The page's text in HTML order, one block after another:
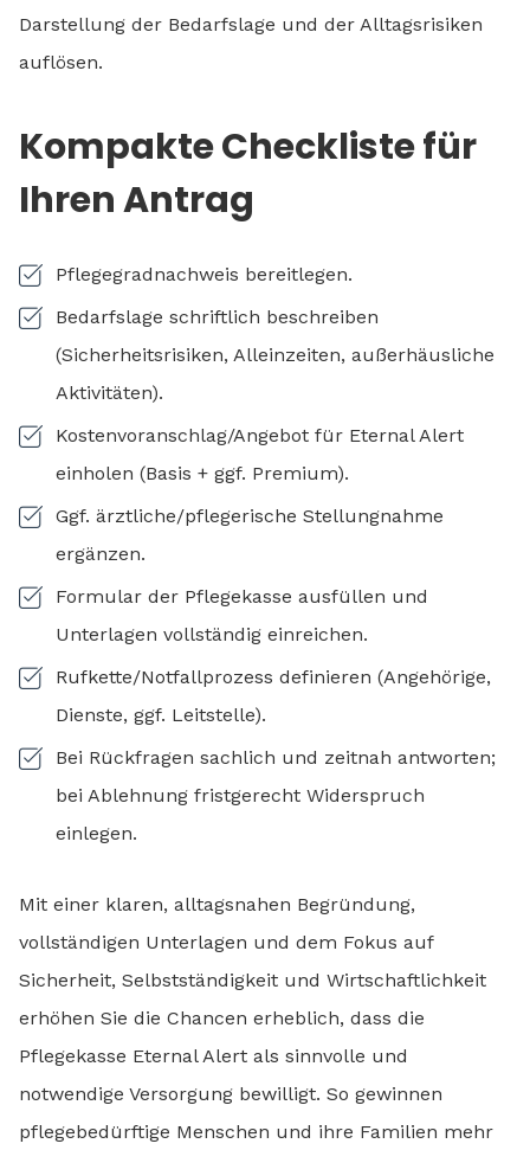
Darstellung der Bedarfslage und der Alltagsrisiken
auflösen.
Kompakte Checkliste für
Ihren Antrag
Pflegegradnachweis bereitlegen.
Bedarfslage schriftlich beschreiben
(Sicherheitsrisiken, Alleinzeiten, außerhäusliche
Aktivitäten).
Kostenvoranschlag/Angebot für Eternal Alert
einholen (Basis + ggf. Premium).
Ggf. ärztliche/pflegerische Stellungnahme
ergänzen.
Formular der Pflegekasse ausfüllen und
Unterlagen vollständig einreichen.
Rufkette/Notfallprozess definieren (Angehörige,
Dienste, ggf. Leitstelle).
Bei Rückfragen sachlich und zeitnah antworten;
bei Ablehnung fristgerecht Widerspruch
einlegen.
Mit einer klaren, alltagsnahen Begründung,
vollständigen Unterlagen und dem Fokus auf
Sicherheit, Selbstständigkeit und Wirtschaftlichkeit
erhöhen Sie die Chancen erheblich, dass die
Pflegekasse Eternal Alert als sinnvolle und
notwendige Versorgung bewilligt. So gewinnen
pflegebedürftige Menschen und ihre Familien mehr